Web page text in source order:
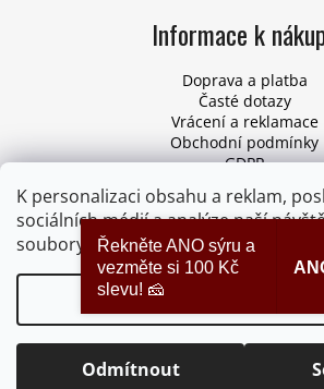
K personalizaci obsahu a reklam,
sociálních médií a analýze naší
soubory cookies. Více informací
Odmítnout
Při nákupu nad 1800 Kč doprava ZDARMA.
Informace k
Doprava a platba
Časté dotazy
Vrácení a reklamace
Obchodní podmínky
GDPR
Pro firmy
Odstoupení od
Vytvořil Shoptet
Copyright 2026Syrydomu.cz.
Upravit nastavení
Řekněte ANO sýru a
vezměte si 100 Kč
slevu! 🧀